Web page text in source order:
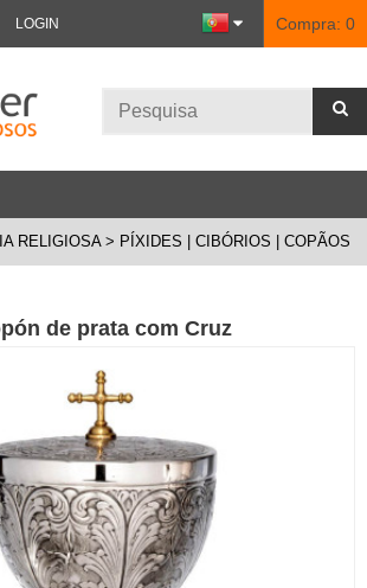
LOGIN Compra: 0
RELIGIOSA PÍXIDES | CIBÓRIOS | COPÃOS
de prata com Cruz